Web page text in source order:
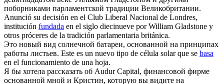
поборниками парламентской традиции Великобритании.
Anunció su decisión en el Club Liberal Nacional de Londres,
institución fundada en el siglo diecinueve por William Gladstone y
otros próceres de la tradición parlamentaria británica.
Это новый вид солнечной батареи, основанной на принципах
работы листьев. Este es un nuevo tipo de célula solar que se basa
en el funcionamiento de una hoja.
Я бы хотела рассказать об Audur Capital, финансовой фирме
основанной мной и Кристин, которую вы видите на